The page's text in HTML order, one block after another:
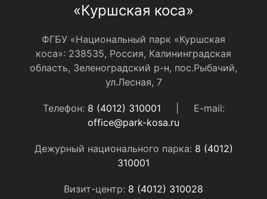
«Куршская коса»
ФГБУ «Национальный парк «Куршская
коса»: 238535, Россия, Калининградская
область, Зеленоградский р-н, пос.Рыбачий,
ул.Лесная, 7
Телефон: 8 (4012) 310001
E-mail:
office@park-kosa.ru
Дежурный национального парка: 8 (4012)
310001
Визит-центр: 8 (4012) 310028